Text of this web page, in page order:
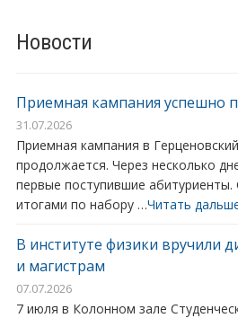
Новости
Приемная кампания успешно
31.07.2026
Приемная кампания в
продолжается. Через несколько
первые поступившие
итогами по набору …Читать
В институте физики вручили
и магистрам
07.07.2026
7 июля в Колонном зале